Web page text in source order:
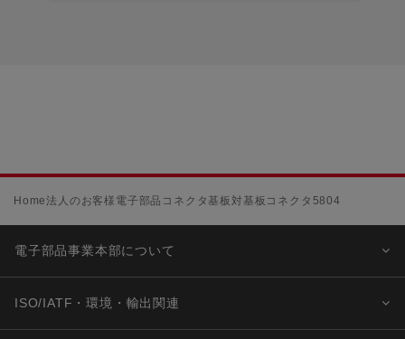
Home法人のお客様 電子部品 コネクタ 基板対基板コネクタ 5804
電子部品事業本部について
ISO/IATF・環境・輸出関連